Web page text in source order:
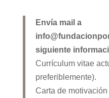
Envía mail a
siguiente
Currículum vitae
preferiblemente).
Carta de